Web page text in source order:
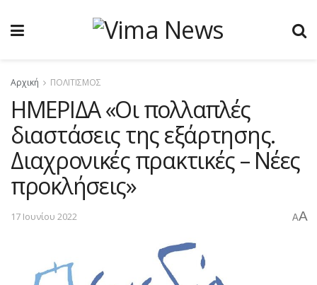
Αρχική ΠΟΛΙΤΙΣΜΟΣ
ΗΜΕΡΙΔΑ «Οι πολλαπλές
διαστάσεις της εξάρτησης.
Διαχρονικές πρακτικές – Νέες
προκλήσεις»
17 Ιουνίου 2022 AA